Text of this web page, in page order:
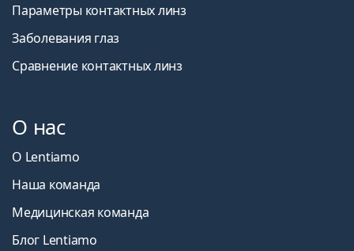
Параметры контактных линз
Заболевания глаз
Сравнение контактных линз
О нас
О Lentiamo
Наша команда
Медицинская команда
Блог Lentiamo